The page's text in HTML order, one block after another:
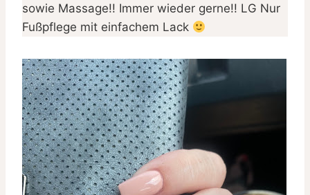
sowie Massage!! Immer wieder gerne!! LG Nur
Fußpflege mit einfachem Lack